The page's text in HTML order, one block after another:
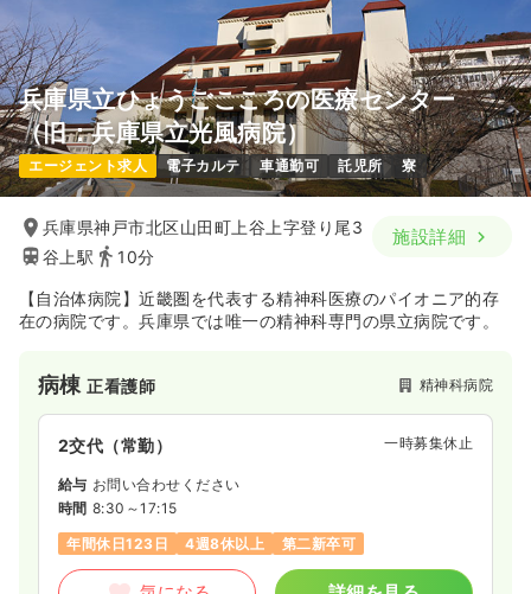
気になる 詳細を見る
介護・福祉系正看護師 一般病院
2交代（常勤） 一時募集休止
給与 29.9万円/月 賞与4.3ヶ月
※経験10年の例
年間休日123日
4週8休以上 月給29万円以上可
救急外来正看護師 一般病院
3交代（常勤）
給与 25.5〜30.0万円/月 賞与2回
※一例
兵庫県立ひょうごこころの医療センター
（旧：兵庫県立光風病院）
エージェント求人 電子カルテ 車通勤可 託児所 寮
兵庫県神戸市北区山田町上谷上字登り尾3
谷上駅
10分
施設詳細
【自治体病院】近畿圏を代表する精神科医療のパイオニア的存
在の病院です。兵庫県では唯一の精神科専門の県立病院です。
病棟正看護師 精神科病院
2交代（常勤） 一時募集休止
給与 お問い合わせください
時間 8:30～17:15
年間休日123日
4週8休以上 第二新卒可